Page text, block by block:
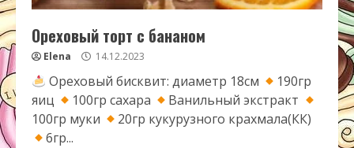
Ореховый торт с бананом
Elena 14.12.2023
Ореховый бисквит: диаметр 18см
190гр
яиц
100гр сахара
Ванильный экстракт
100гр муки
20гр кукурузного крахмала(КК)
6гр...